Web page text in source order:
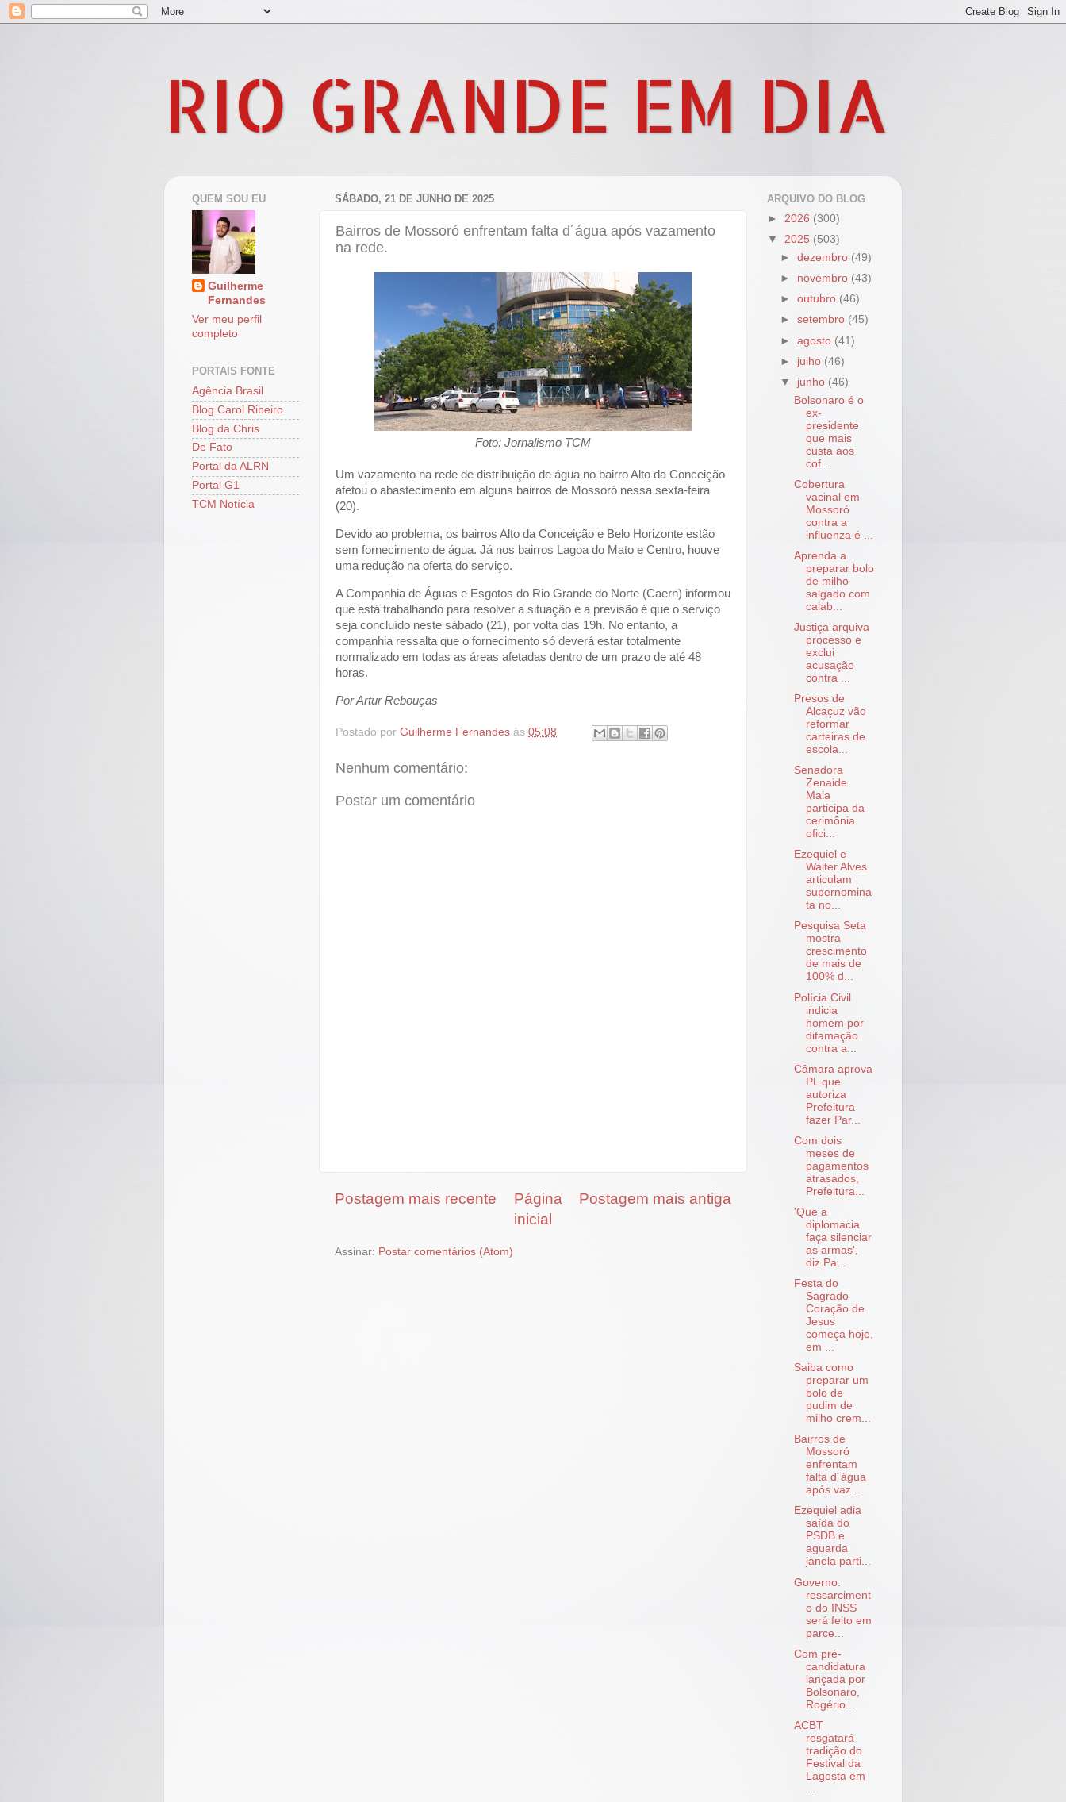
RIO GRANDE EM DIA
SÁBADO, 21 DE JUNHO DE 2025
Bairros de Mossoró enfrentam falta d´água após vazamento
na rede.
Foto: Jornalismo TCM
Um vazamento na rede de distribuição de água no bairro Alto da Conceição
afetou o abastecimento em alguns bairros de Mossoró nessa sexta-feira
(20).
Devido ao problema, os bairros Alto da Conceição e Belo Horizonte estão
sem fornecimento de água. Já nos bairros Lagoa do Mato e Centro, houve
uma redução na oferta do serviço.
A Companhia de Águas e Esgotos do Rio Grande do Norte (Caern) informou
que está trabalhando para resolver a situação e a previsão é que o serviço
seja concluído neste sábado (21), por volta das 19h. No entanto, a
companhia ressalta que o fornecimento só deverá estar totalmente
normalizado em todas as áreas afetadas dentro de um prazo de até 48
horas.
Por Artur Rebouças
Postado por Guilherme Fernandes às 05:08
Nenhum comentário:
Postar um comentário
Postagem mais recente Postagem mais antiga
Página
inicial
Assinar: Postar comentários (Atom)
QUEM SOU EU
Guilherme
Fernandes
Ver meu perfil
completo
PORTAIS FONTE
Agência Brasil
Blog Carol Ribeiro
Blog da Chris
De Fato
Portal da ALRN
Portal G1
TCM Notícia
ARQUIVO DO BLOG
► 2026 (300)
▼ 2025 (503)
►dezembro (49)
► novembro (43)
►outubro (46)
►setembro (45)
►agosto (41)
► julho (46)
▼ junho (46)
Bolsonaro é o
ex-
presidente
que mais
custa aos
cof...
Cobertura
vacinal em
Mossoró
contra a
influenza é ...
Aprenda a
preparar bolo
de milho
salgado com
calab...
Justiça arquiva
processo e
exclui
acusação
contra ...
Presos de
Alcaçuz vão
reformar
carteiras de
escola...
Senadora
Zenaide
Maia
participa da
cerimônia
ofici...
Ezequiel e
Walter Alves
articulam
supernomina
ta no...
Pesquisa Seta
mostra
crescimento
de mais de
100% d...
Polícia Civil
indicia
homem por
difamação
contra a...
Câmara aprova
PL que
autoriza
Prefeitura
fazer Par...
Com dois
meses de
pagamentos
atrasados,
Prefeitura...
'Que a
diplomacia
faça silenciar
as armas',
diz Pa...
Festa do
Sagrado
Coração de
Jesus
começa hoje,
em ...
Saiba como
preparar um
bolo de
pudim de
milho crem...
Bairros de
Mossoró
enfrentam
falta d´água
após vaz...
Ezequiel adia
saída do
PSDB e
aguarda
janela parti...
Governo:
ressarciment
o do INSS
será feito em
parce...
Com pré-
candidatura
lançada por
Bolsonaro,
Rogério...
ACBT
resgatará
tradição do
Festival da
Lagosta em